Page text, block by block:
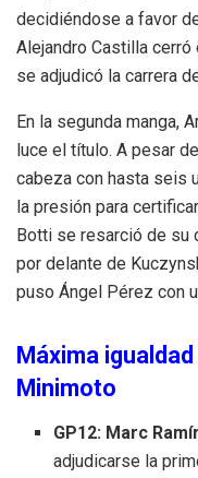
decidiéndose a favor
Alejandro Castilla
se adjudicó la carrera
En la segunda manga,
luce el título. A pesar
cabeza con hasta seis
la presión para
Botti se resarció de su
por delante de
puso Ángel Pérez con
Máxima
Minimoto
GP12: Marc
adjudicarse la